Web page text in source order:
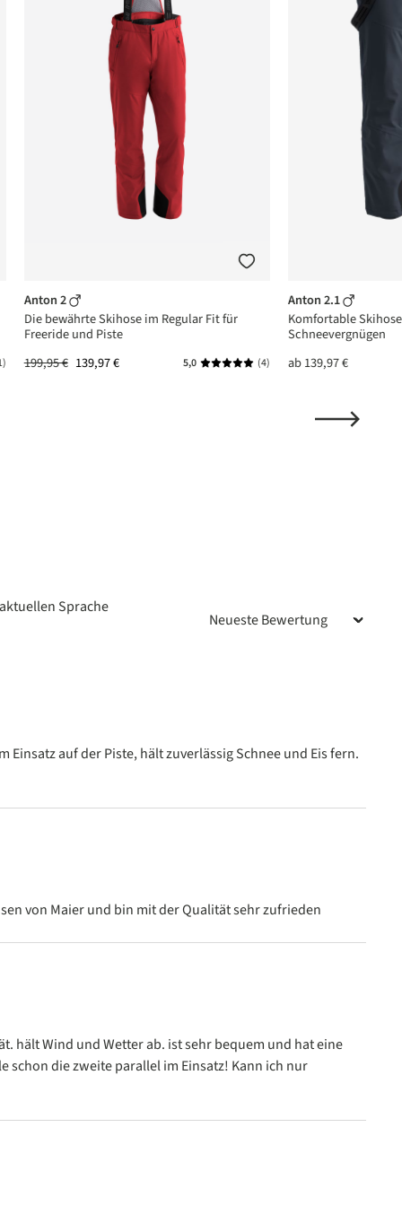
Bewertung von 5 von 5 Sternen
Anton 2
Die bewährte Skihose im Regular Fit für
Freeride und Piste
199,95 € 139,97 € 5,0 Durchschnittliche Bewertung
(4)
Anton 2.1
Komfortable
Schneevergnügen
ab139,97 €
Sprache
Einsatz auf der Piste, hält zuverlässig Schnee und Eis fern.
von Maier und bin mit der Qualität sehr zufrieden
hält Wind und Wetter ab. ist sehr bequem und hat eine
schon die zweite parallel im Einsatz! Kann ich nur